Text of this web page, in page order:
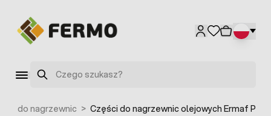
Szukaj
do nagrzewnic > Części do nagrzewnic olejowych Ermaf P